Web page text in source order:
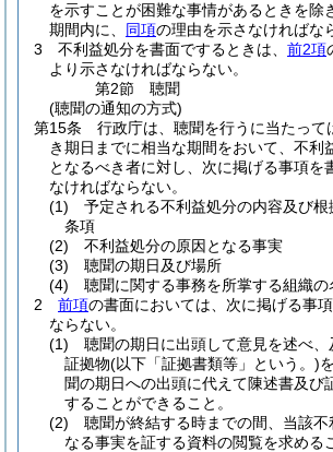
を示すことが困難な事情があるときを除
期間内に、 同項の理由を示さなければな
3
不利益処分を書面でするときは、 前2項
より示さなければならない。
第2節
聴聞
(聴聞の通知の方式)
第15条
行政庁は、聴聞を行うに当たって
き期日までに相当な期間をおいて、不利
となるべき者に対し、次に掲げる事項を
なければならない。
(1)
予定される不利益処分の内容及び
条項
(2)
不利益処分の原因となる事実
(3)
聴聞の期日及び場所
(4)
聴聞に関する事務を所掌する組織
2
前項の書面においては、次に掲げる事
ならない。
(1)
聴聞の期日に出頭して意見を述べ
証拠物(以下「証拠書類等」という。)
聞の期日への出頭に代えて陳述書及び
することができること。
(2)
聴聞が終結する時までの間、当該不
なる事実を証する資料の閲覧を求める